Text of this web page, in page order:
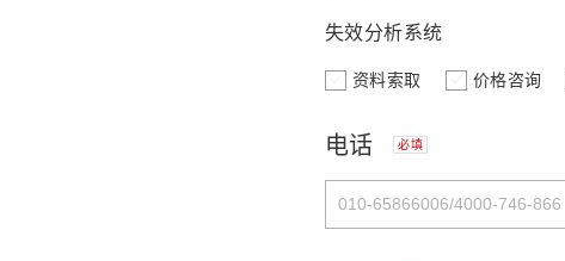
失效分析系统
资料索取 价格咨询
电话 必填